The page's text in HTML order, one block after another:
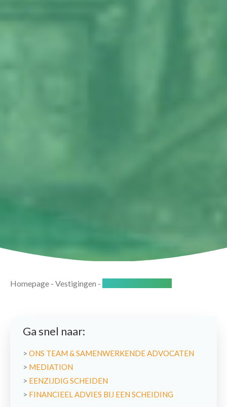
Homepage - Vestigingen -
Ga snel naar:
> ONS TEAM & SAMENWERKENDE ADVOCATEN
> MEDIATION
> EENZIJDIG SCHEIDEN
> FINANCIEEL ADVIES BIJ EEN SCHEIDING